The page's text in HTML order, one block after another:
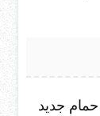
جديد